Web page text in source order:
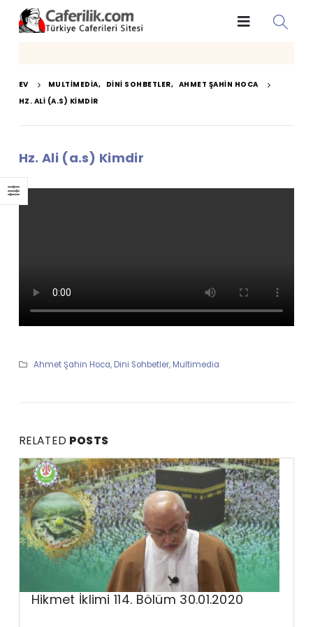
EV MULTIMEDIA, DINI SOHBETLER, AHMET ŞAHIN HOCA
HZ. ALI (A.S) KIMDIR
Hz. Ali (a.s) Kimdir
Ahmet Şahin Hoca, Dini Sohbetler, Multimedia
RELATED POSTS
Hikmet İklimi 114. Bölüm 30.01.2020